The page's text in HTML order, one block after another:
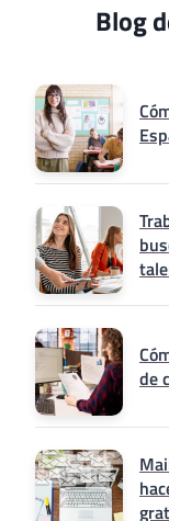
Blog
de